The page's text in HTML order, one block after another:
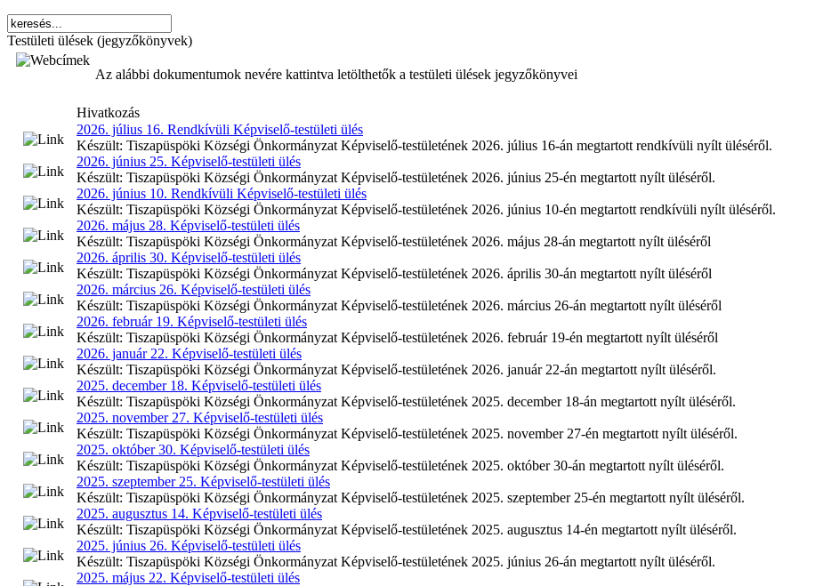
Testületi ülések (jegyzőkönyvek)
Az alábbi dokumentumok nevére kattintva letölthetők a testületi ülések jegyzőkönyvei
Hivatkozás
2026. július 16. Rendkívüli Képviselő-testületi ülés
Készült: Tiszapüspöki Községi Önkormányzat Képviselő-testületének 2026. július 16-án megtartott rendkívüli nyílt üléséről.
2026. június 25. Képviselő-testületi ülés
Készült: Tiszapüspöki Községi Önkormányzat Képviselő-testületének 2026. június 25-én megtartott nyílt üléséről.
2026. június 10. Rendkívüli Képviselő-testületi ülés
Készült: Tiszapüspöki Községi Önkormányzat Képviselő-testületének 2026. június 10-én megtartott rendkívüli nyílt üléséről.
2026. május 28. Képviselő-testületi ülés
Készült: Tiszapüspöki Községi Önkormányzat Képviselő-testületének 2026. május 28-án megtartott nyílt üléséről
2026. április 30. Képviselő-testületi ülés
Készült: Tiszapüspöki Községi Önkormányzat Képviselő-testületének 2026. április 30-án megtartott nyílt üléséről
2026. március 26. Képviselő-testületi ülés
Készült: Tiszapüspöki Községi Önkormányzat Képviselő-testületének 2026. március 26-án megtartott nyílt üléséről
2026. február 19. Képviselő-testületi ülés
Készült: Tiszapüspöki Községi Önkormányzat Képviselő-testületének 2026. február 19-én megtartott nyílt üléséről
2026. január 22. Képviselő-testületi ülés
Készült: Tiszapüspöki Községi Önkormányzat Képviselő-testületének 2026. január 22-án megtartott nyílt üléséről.
2025. december 18. Képviselő-testületi ülés
Készült: Tiszapüspöki Községi Önkormányzat Képviselő-testületének 2025. december 18-án megtartott nyílt üléséről.
2025. november 27. Képviselő-testületi ülés
Készült: Tiszapüspöki Községi Önkormányzat Képviselő-testületének 2025. november 27-én megtartott nyílt üléséről.
2025. október 30. Képviselő-testületi ülés
Készült: Tiszapüspöki Községi Önkormányzat Képviselő-testületének 2025. október 30-án megtartott nyílt üléséről.
2025. szeptember 25. Képviselő-testületi ülés
Készült: Tiszapüspöki Községi Önkormányzat Képviselő-testületének 2025. szeptember 25-én megtartott nyílt üléséről.
2025. augusztus 14. Képviselő-testületi ülés
Készült: Tiszapüspöki Községi Önkormányzat Képviselő-testületének 2025. augusztus 14-én megtartott nyílt üléséről.
2025. június 26. Képviselő-testületi ülés
Készült: Tiszapüspöki Községi Önkormányzat Képviselő-testületének 2025. június 26-án megtartott nyílt üléséről.
2025. május 22. Képviselő-testületi ülés